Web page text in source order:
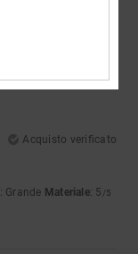
Acquisto verificato
: Grande Materiale: 5 /5